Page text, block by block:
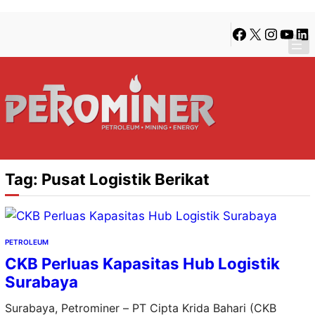
konten
content
Facebook
X Instagram
Tag: Pusat Logistik Berikat
PETROLEUM
CKB Perluas Kapasitas Hub Logistik
Surabaya
Surabaya, Petrominer – PT Cipta Krida Bahari (CKB